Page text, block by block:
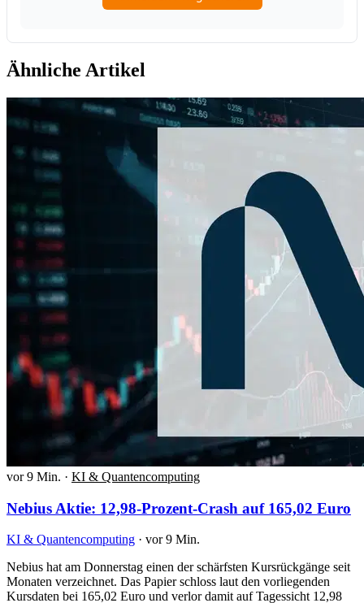
Ähnliche Artikel
vor 9 Min. · KI & Quantencomputing
Nebius Aktie: 12,98-Prozent-Crash auf 165,02 Euro
KI & Quantencomputing · vor 9 Min.
Nebius hat am Donnerstag einen der schärfsten Kursrückgänge seit
Monaten verzeichnet. Das Papier schloss laut den vorliegenden
Kursdaten bei 165,02 Euro und verlor damit auf Tagessicht 12,98